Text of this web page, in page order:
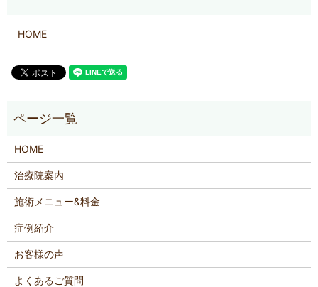
HOME
HOME
治療院案内
施術メニュー&料金
症例紹介
お客様の声
よくあるご質問